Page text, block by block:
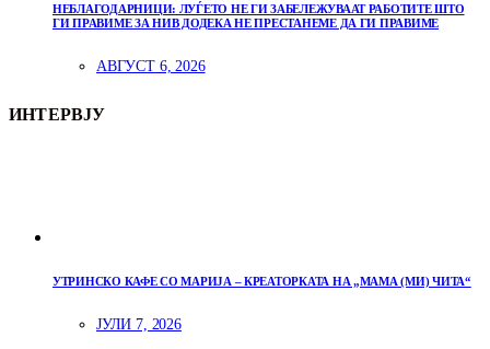
НЕБЛАГОДАРНИЦИ: ЛУЃЕТО НЕ ГИ ЗАБЕЛЕЖУВААТ РАБОТИТЕ ШТО
ГИ ПРАВИМЕ ЗА НИВ ДОДЕКА НЕ ПРЕСТАНЕМЕ ДА ГИ ПРАВИМЕ
АВГУСТ 6, 2026
ИНТЕРВЈУ
УТРИНСКО КАФЕ СО МАРИЈА – КРЕАТОРКАТА НА „МАМА (МИ) ЧИТА“
ЈУЛИ 7, 2026